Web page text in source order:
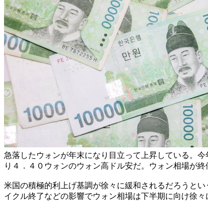
急落したウォンが年末になり目立って上昇している。
り４．４０ウォンのウォン高ドル安だ。ウォン相場が
米国の積極的利上げ基調が徐々に緩和されるだろうと
イクル終了などの影響でウォン相場は下半期に向け徐